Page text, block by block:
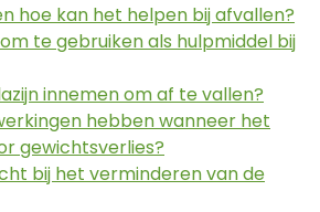
hoe kan het helpen bij afvallen?
te gebruiken als hulpmiddel bij
innemen om af te vallen?
hebben wanneer het
gewichtsverlies?
bij het verminderen van de